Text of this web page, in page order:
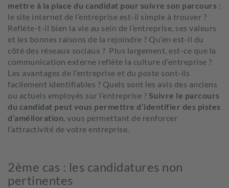
mettre à la place du candidat pour suivre son parcours :
le site internet de l’entreprise est-il simple à trouver ?
Reflète-t-il bien la vie au sein de l’entreprise, ses valeurs
et les bonnes raisons de la rejoindre ? Qu’en est-il du
côté des réseaux sociaux ? Plus largement, est-ce que la
communication externe reflète la culture d’entreprise ?
Les avantages de l’entreprise et du poste sont-ils
facilement identifiables ? Quels sont les avis des anciens
ou actuels employés sur l’entreprise ? Suivre le parcours
du candidat peut vous permettre d’identifier des pistes
d’amélioration, vous permettant de renforcer
l’attractivité de votre entreprise.
2ème cas : les candidatures non
pertinentes